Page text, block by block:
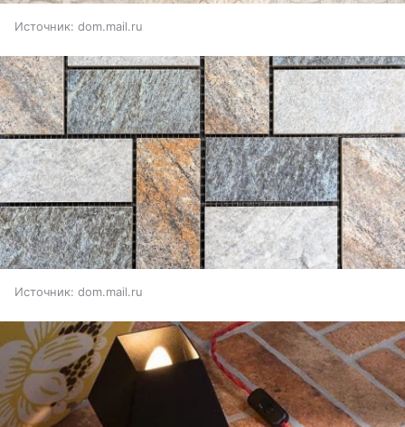
Источник: dom.mail.ru
Источник: dom.mail.ru